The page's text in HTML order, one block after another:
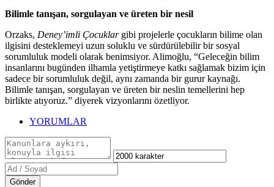
Bilimle tanışan, sorgulayan ve üreten bir nesil
Orzaks, Deney’imli Çocuklargibi projelerle çocukların bilime olan
ilgisini desteklemeyi uzun soluklu ve sürdürülebilir bir sosyal
sorumluluk modeli olarak benimsiyor. Alimoğlu, “Geleceğin bilim
insanlarını bugünden ilhamla yetiştirmeye katkı sağlamak bizim için
sadece bir sorumluluk değil, aynı zamanda bir gurur kaynağı.
Bilimle tanışan, sorgulayan ve üreten bir neslin temellerini hep
birlikte atıyoruz.” diyerek vizyonlarını özetliyor.
YORUMLAR
Gönder